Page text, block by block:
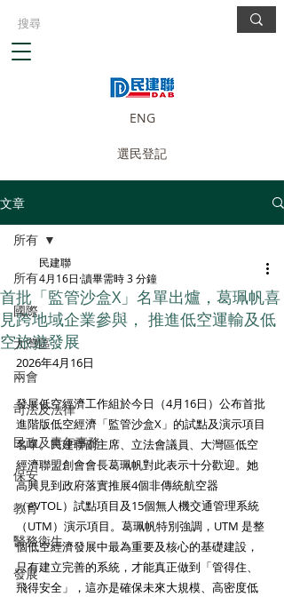
ENG
選民登記
文章
所有
國際
大灣區
兩會
司法及法律
民政及青年事務
保安
教育
醫務衛生
發展
所有
首批「監管沙盒X」名單出爐，葛珮帆喜
見跨地域企業參與， 推進低空運輸及低
空旅遊發展
民建聯
4月16日 讀畢需時 3 分鐘
2026年4月16日
發展低空經濟工作組於今日（4月16日）公布首批
進階版低空經濟「監管沙盒X」的試點及演示項目
名單。民建聯副主席、立法會議員、大灣區低空
經濟聯盟創會會長葛珮帆對此表示十分歡迎。她
高興見到政府落實推展4個非傳統航空器
（eVTOL）試點項目及15個無人機交通管理系統
（UTM）演示項目。葛珮帆特別強調，UTM 是整
個低空經濟發展中最為重要及核心的基礎建設，
只有建立完善的系統，才能真正做到「管得住、
飛得安全」，這亦是確保未來大規模、高密度低